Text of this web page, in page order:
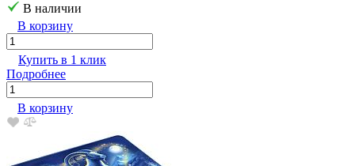
В наличии
В корзину
Купить в 1 клик
Подробнее
В корзину